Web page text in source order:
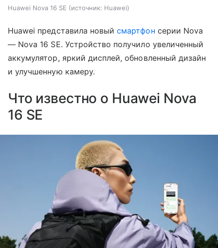
Huawei Nova 16 SE источник: Huawei
Huawei представила новыйсмартфон серии Nova
— Nova 16 SE. Устройство получило увеличенный
аккумулятор, яркий дисплей, обновленный дизайн
и улучшенную камеру.
Что известно о Huawei Nova
16 SE